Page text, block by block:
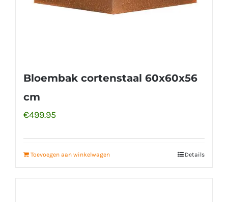
Bloembak cortenstaal 60x60x56
cm
€499.95
Toevoegen aan winkelwagen Details